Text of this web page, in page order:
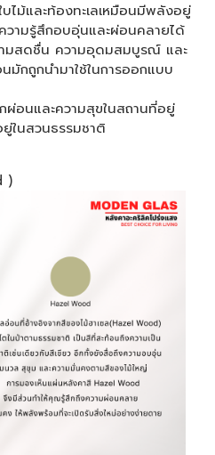
ไม้และท้องทะเลเหมือนมีพลังอยู่
วามรู้สึกอบอุ่นและผ่อนคลายได้
มสดชื่น ความอุดมสมบูรณ์ และ
มักถูกนำมาใช้ในการออกแบบ
ผ่อนและความสุขในสถานที่อยู่
ในสวนธรรมชาติ
)